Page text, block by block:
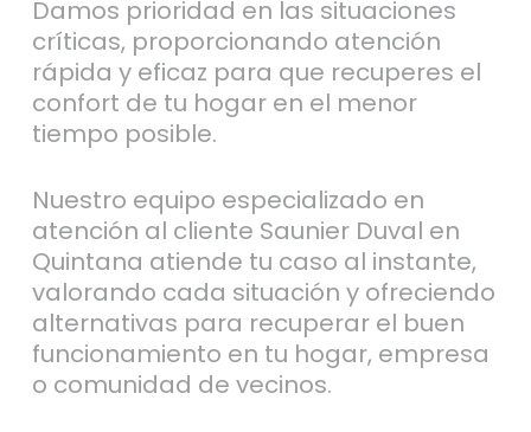
Damos prioridad en las situaciones
críticas, proporcionando atención
rápida y eficaz para que recuperes el
confort de tu hogar en el menor
tiempo posible.
Nuestro equipo especializado en
atención al cliente Saunier Duval en
Quintana atiende tu caso al instante,
valorando cada situación y ofreciendo
alternativas para recuperar el buen
funcionamiento en tu hogar, empresa
o comunidad de vecinos.